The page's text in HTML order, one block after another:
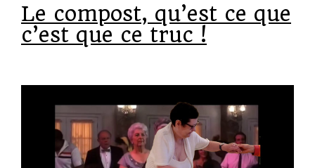
Le compost, qu’est ce que
c’est que ce truc !